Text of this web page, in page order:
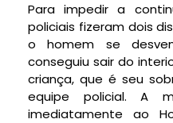
Para impedir a
policiais fizeram dois
o homem se
conseguiu sair do
criança, que é seu
equipe policial. A
imediatamente ao